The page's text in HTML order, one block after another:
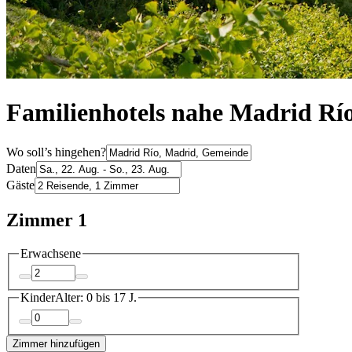
Familienhotels nahe Madrid
Wo soll’s hingehen?
Daten
Gäste
Zimmer 1
Erwachsene
KinderAlter: 0 bis 17 J.
Zimmer hinzufügen